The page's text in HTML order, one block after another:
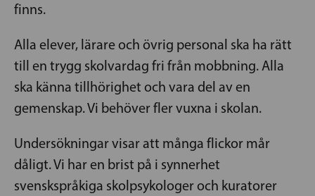
finns.
Alla elever, lärare och övrig personal ska ha rätt
till en trygg skolvardag fri från mobbning. Alla
ska känna tillhörighet och vara del av en
gemenskap. Vi behöver fler vuxna i skolan.
Undersökningar visar att många flickor mår
dåligt. Vi har en brist på i synnerhet
svenskspråkiga skolpsykologer och kuratorer